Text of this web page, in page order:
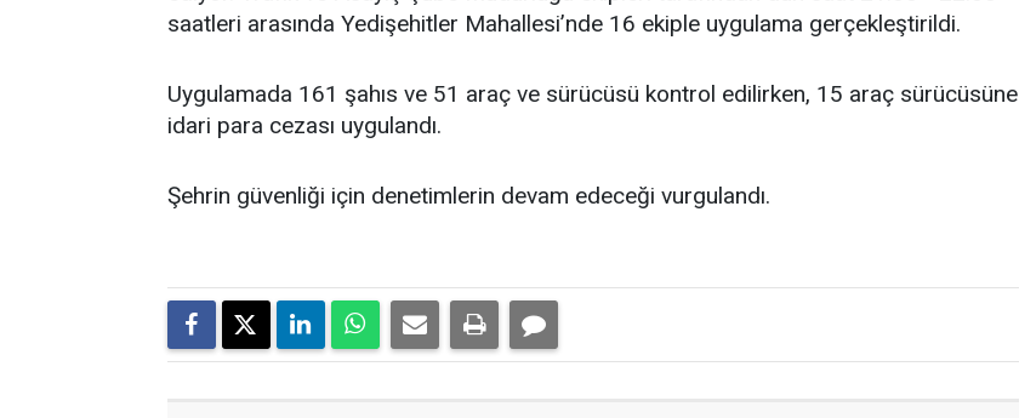
saatleri arasında Yedişehitler Mahallesi’nde 16 ekiple uygulama gerçekleştirildi.
Uygulamada 161 şahıs ve 51 araç ve sürücüsü kontrol edilirken, 15 araç sürücüsüne
idari para cezası uygulandı.
Şehrin güvenliği için denetimlerin devam edeceği vurgulandı.